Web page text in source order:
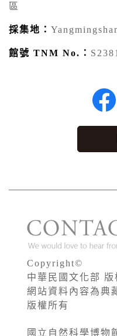
區
採集地：
館號 TNM No.：
Copyright©
中華民國文化部 版
網站資料內容為典
版權所有
國立自然科學博物